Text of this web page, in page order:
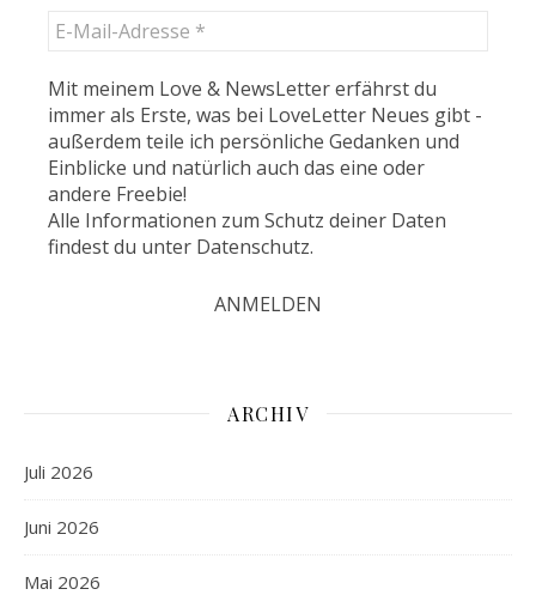
Mit meinem Love & NewsLetter erfährst du
immer als Erste, was bei LoveLetter Neues gibt -
außerdem teile ich persönliche Gedanken und
Einblicke und natürlich auch das eine oder
andere Freebie!
Alle Informationen zum Schutz deiner Daten
findest du unter Datenschutz.
ARCHIV
Juli 2026
Juni 2026
Mai 2026